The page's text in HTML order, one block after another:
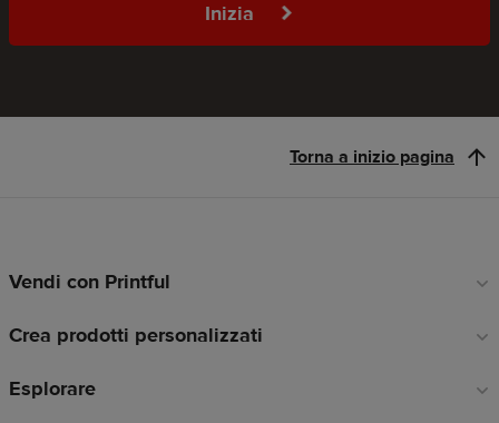
Inizia
Torna a inizio pagina
Link
piè
pagina
Vendi con Printful
Crea prodotti personalizzati
Esplorare